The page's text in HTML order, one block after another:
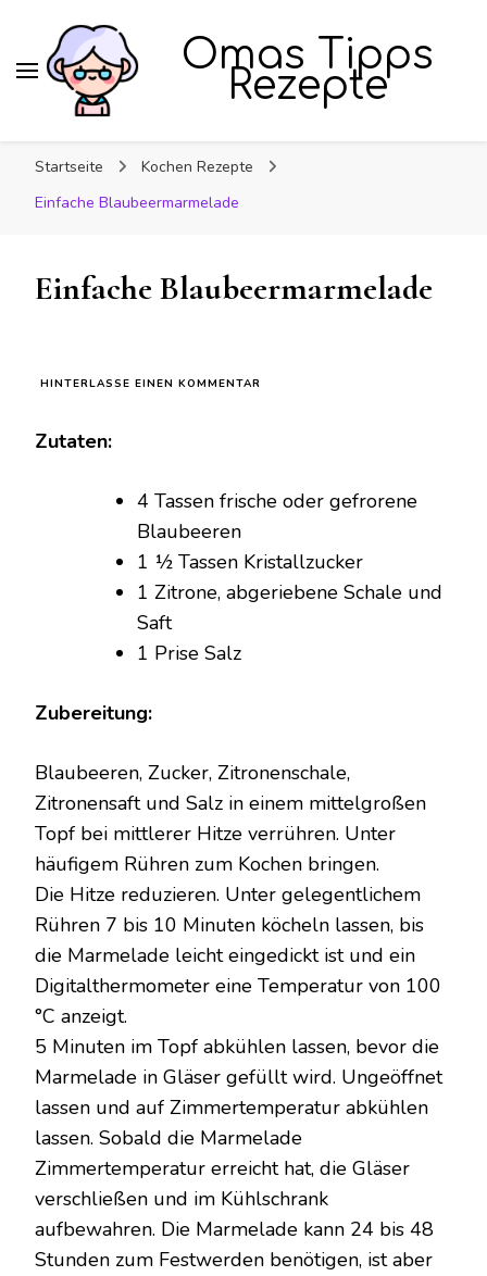
Omas Tipps
Rezepte
Startseite
Kochen Rezepte
Einfache Blaubeermarmelade
Einfache Blaubeermarmelade
HINTERLASSE EINEN KOMMENTAR
Zutaten:
4 Tassen frische oder gefrorene
Blaubeeren
1 ½ Tassen Kristallzucker
1 Zitrone, abgeriebene Schale und
Saft
1 Prise Salz
Zubereitung:
Blaubeeren, Zucker, Zitronenschale,
Zitronensaft und Salz in einem mittelgroßen
Topf bei mittlerer Hitze verrühren. Unter
häufigem Rühren zum Kochen bringen.
Die Hitze reduzieren. Unter gelegentlichem
Rühren 7 bis 10 Minuten köcheln lassen, bis
die Marmelade leicht eingedickt ist und ein
Digitalthermometer eine Temperatur von 100
°C anzeigt.
5 Minuten im Topf abkühlen lassen, bevor die
Marmelade in Gläser gefüllt wird. Ungeöffnet
lassen und auf Zimmertemperatur abkühlen
lassen. Sobald die Marmelade
Zimmertemperatur erreicht hat, die Gläser
verschließen und im Kühlschrank
aufbewahren. Die Marmelade kann 24 bis 48
Stunden zum Festwerden benötigen, ist aber